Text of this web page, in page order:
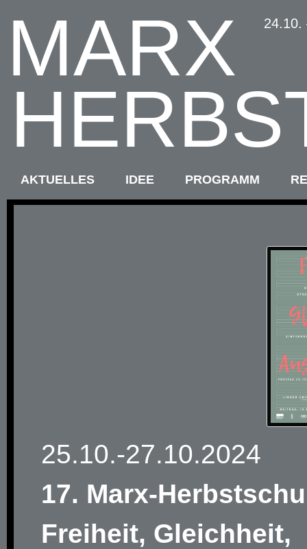
MARX 24.10.
AKTUELLES IDEE PROGRAMM
25.10.-27.10.2024
17. Marx-
Freiheit, Gleichheit,